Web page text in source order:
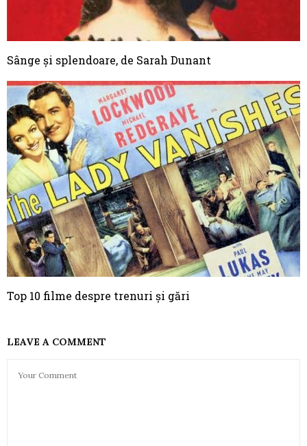
Sânge și splendoare, de Sarah Dunant
Top 10 filme despre trenuri și gări
LEAVE A COMMENT